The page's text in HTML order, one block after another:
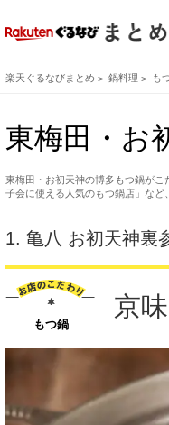
楽天ぐるなびまとめ 鍋料理 も
東梅田・お
東梅田・お初天神の博多もつ鍋が
子会に使える人気のもつ鍋店」など
1. 亀八 お初天神裏
もつ鍋
京